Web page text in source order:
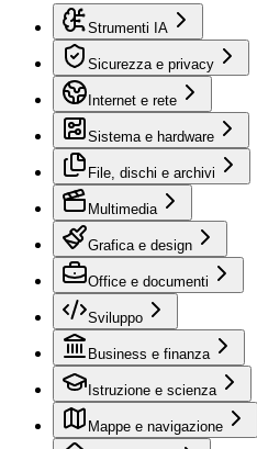
Strumenti IA
Sicurezza e privacy
Internet e rete
Sistema e hardware
File, dischi e archivi
Multimedia
Grafica e design
Office e documenti
Sviluppo
Business e finanza
Istruzione e scienza
Mappe e navigazione